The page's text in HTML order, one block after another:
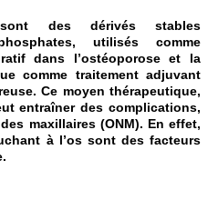
des dérivés stables
utilisés comme
dans l’ostéoporose et la
comme traitement adjuvant
Ce moyen thérapeutique,
entraîner des complications,
maxillaires (ONM). En effet,
à l’os sont des facteurs